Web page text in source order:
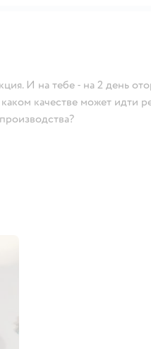
И на тебе - на 2 день
качестве может идти